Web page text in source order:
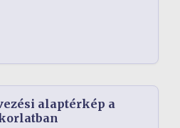
alaptérkép a